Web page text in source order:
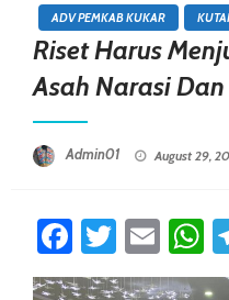
ADV PEMKAB KUKAR
Riset Harus
Asah Narasi
Admin01 August 29,
Facebook
Twitter